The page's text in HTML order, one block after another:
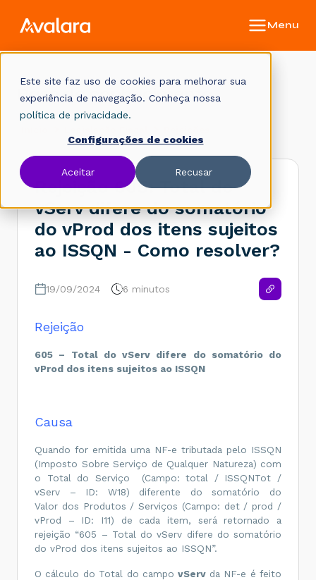
Este site faz uso de cookies para melhorar sua
experiência de navegação. Conheça nossa
política de privacidade.
Configurações de cookies
Aceitar Recusar
Base de conhecimento
Rejeição 605: Total do
vServ difere do somatório
do vProd dos itens sujeitos
ao ISSQN - Como resolver?
19/09/2024 6 minutos
Rejeição
605 – Total do vServ difere do somatório do
vProd dos itens sujeitos ao ISSQN
Causa
Quando for emitida uma NF-e tributada pelo ISSQN
(Imposto Sobre Serviço de Qualquer Natureza) com
o Total do Serviço (Campo: total / ISSQNTot /
vServ – ID: W18) diferente do somatório do
Valor dos Produtos / Serviços (Campo: det / prod /
vProd – ID: I11) de cada item, será retornado a
rejeição “605 – Total do vServ difere do somatório
do vProd dos itens sujeitos ao ISSQN”.
O cálculo do Total do campovServ da NF-e é feito